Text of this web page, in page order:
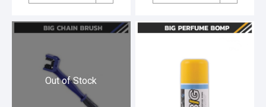
Out of Stock